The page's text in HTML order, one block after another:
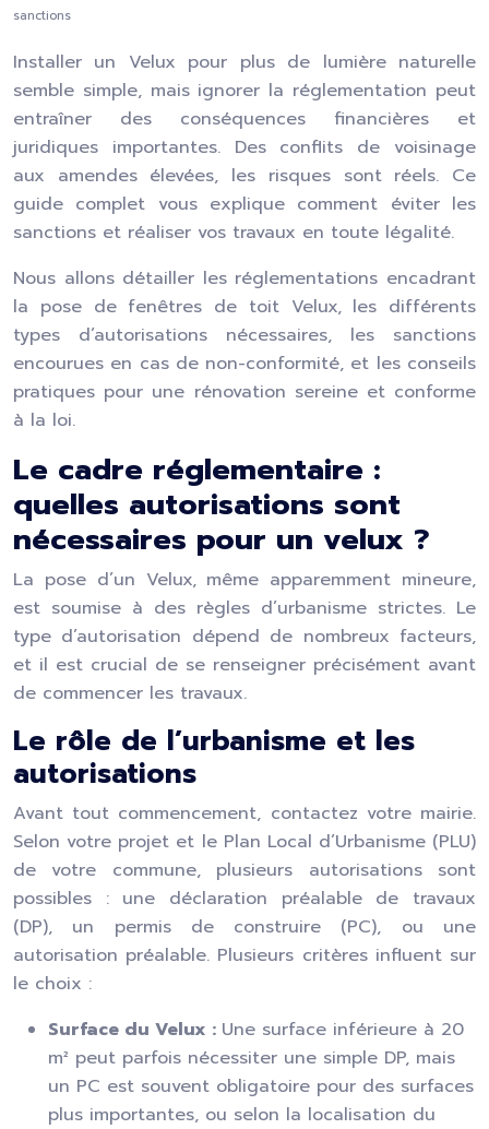
sanctions
Installer un Velux pour plus de lumière naturelle
semble simple, mais ignorer la réglementation peut
entraîner des conséquences financières et
juridiques importantes. Des conflits de voisinage
aux amendes élevées, les risques sont réels. Ce
guide complet vous explique comment éviter les
sanctions et réaliser vos travaux en toute légalité.
Nous allons détailler les réglementations encadrant
la pose de fenêtres de toit Velux, les différents
types d’autorisations nécessaires, les sanctions
encourues en cas de non-conformité, et les conseils
pratiques pour une rénovation sereine et conforme
à la loi.
Le cadre réglementaire :
quelles autorisations sont
nécessaires pour un velux ?
La pose d’un Velux, même apparemment mineure,
est soumise à des règles d’urbanisme strictes. Le
type d’autorisation dépend de nombreux facteurs,
et il est crucial de se renseigner précisément avant
de commencer les travaux.
Le rôle de l’urbanisme et les
autorisations
Avant tout commencement, contactez votre mairie.
Selon votre projet et le Plan Local d’Urbanisme (PLU)
de votre commune, plusieurs autorisations sont
possibles : une déclaration préalable de travaux
(DP), un permis de construire (PC), ou une
autorisation préalable. Plusieurs critères influent sur
le choix :
Surface du Velux : Une surface inférieure à 20
m² peut parfois nécessiter une simple DP, mais
un PC est souvent obligatoire pour des surfaces
plus importantes, ou selon la localisation du